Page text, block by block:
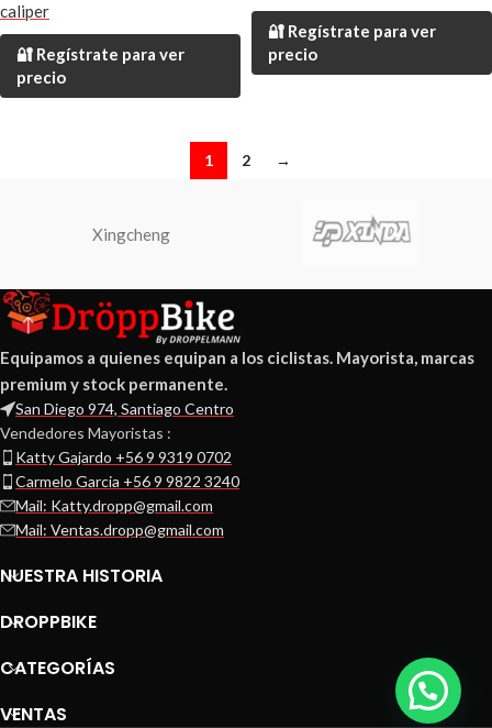
caliper
🔐 Regístrate para ver
precio
🔐 Regístrate para ver
precio
1 2 →
Xingcheng
Equipamos a quienes equipan a los ciclistas. Mayorista, marcas
premium y stock permanente.
San Diego 974, Santiago Centro
Vendedores Mayoristas :
Katty Gajardo +56 9 9319 0702
Carmelo Garcia +56 9 9822 3240
Mail: Katty.dropp@gmail.com
Mail: Ventas.dropp@gmail.com
NUESTRA HISTORIA
DROPPBIKE
CATEGORÍAS
VENTAS